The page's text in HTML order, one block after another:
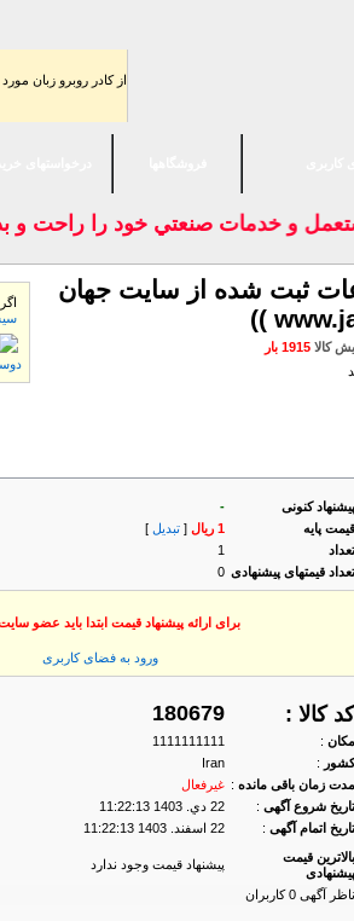
از كادر روبرو زبان مورد
و خدمات صنعتي خود را راحت و
ثبت شده از سایت جهان
كالا 1915 بار
پیشنهاد كنونی
-
قیمت پایه
1 ریال [ تبدیل ]
تعداد
1
تعداد قیمتهای پیشنهادی 0
برای ارائه پیشنهاد قیمت ابتدا باید عضو
ورود به فضای كاربری
کد کالا : 180679
مكان :
1111111111
كشور :
Iran
مدت زمان باقی مانده : غیرفعال
تاریخ شروع آگهی :
22 دي. 1403 11:22:13
تاریخ اتمام آگهی :
22 اسفند. 1403 11:22:13
بالاترین قیمت
پیشنهادی
پیشنهاد قیمت وجود ندارد
ناظر آگهی 0 کاربران